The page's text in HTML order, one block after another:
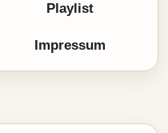
Playlist
Impressum